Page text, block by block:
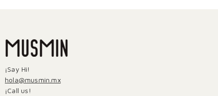
¡Say Hi!
hola@musmin.mx
¡Call us!